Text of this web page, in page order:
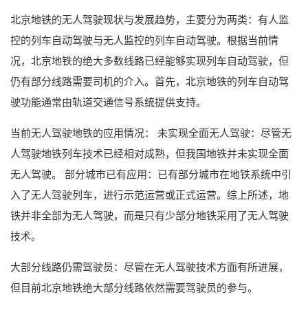
北京地铁的无人驾驶现状与发展趋势，主要分为两类：有人监
控的列车自动驾驶与无人监控的列车自动驾驶。根据当前情
况，北京地铁的绝大多数线路已经能够实现列车自动驾驶，但
仍有部分线路需要司机的介入。首先，北京地铁的列车自动驾
驶功能通常由轨道交通信号系统提供支持。
当前无人驾驶地铁的应用情况： 未实现全面无人驾驶：尽管无
人驾驶地铁列车技术已经相对成熟，但我国地铁并未实现全面
无人驾驶。 部分城市已有应用：已有部分城市在地铁系统中引
入了无人驾驶列车，进行示范运营或正式运营。综上所述，地
铁并非全部为无人驾驶，而是只有少部分地铁采用了无人驾驶
技术。
大部分线路仍需驾驶员：尽管在无人驾驶技术方面有所进展，
但目前北京地铁绝大部分线路依然需要驾驶员的参与。